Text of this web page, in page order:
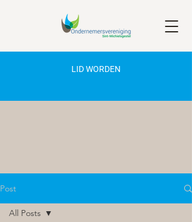
LID WORDEN
Post
All Posts